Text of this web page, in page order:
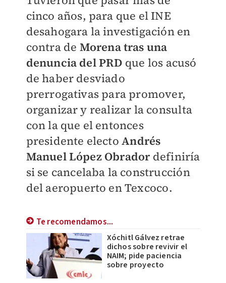
cinco años, para que el INE
desahogara la investigación en
contra de Morena tras una
denuncia del PRD que los acusó
de haber desviado
prerrogativas para promover,
organizar y realizar la consulta
con la que el entonces
presidente electoAndrés
Manuel López Obradordefiniría
si se cancelaba la construcción
del aeropuerto en Texcoco.
Te recomendamos...
Xóchitl Gálvez retrae
dichos sobre revivir el
NAIM; pide paciencia
sobre proyecto